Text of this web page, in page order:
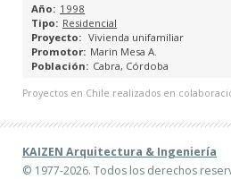
1998
Residencial
Vivienda unifamiliar
Marin Mesa A.
Cabra, Córdoba
Proyectos en Chile realizados en
KAIZEN Arquitectura & Ingeniería
© 1977-2026. Todos los derechos